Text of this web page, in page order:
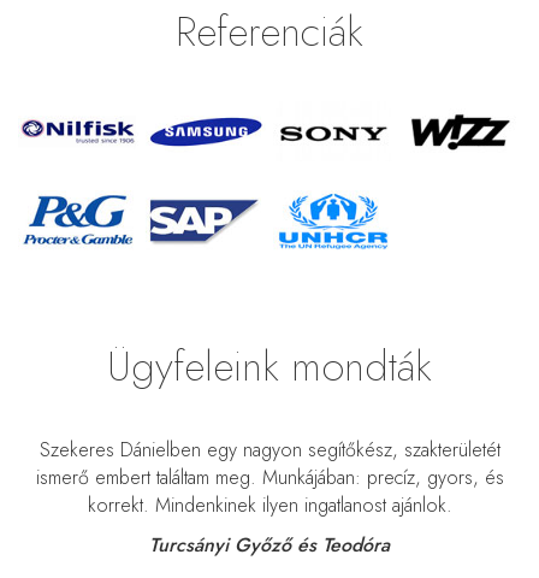
Referenciák
Ügyfeleink mondták
Szekeres Dánielben egy nagyon segítőkész, szakterületét
ismerő embert találtam meg. Munkájában: precíz, gyors, és
korrekt. Mindenkinek ilyen ingatlanost ajánlok.
Turcsányi Győző és Teodóra